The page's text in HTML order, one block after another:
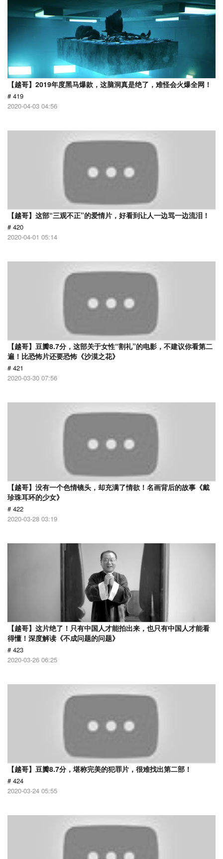
【越哥】2019年度黑马爆款，这脑洞真是绝了，难怪会火爆全网！
# 419
2020-04-03 04:56
【越哥】这部“三观不正”的爱情片，好看到让人一边骂一边流泪！
# 420
2020-04-01 05:14
【越哥】豆瓣8.7分，这部关于女性“割礼”的电影，不建议你看第二
遍！比恐怖片还要恐怖《沙漠之花》
# 421
2020-03-30 07:56
【越哥】没有一个色情镜头，却充满了情欲！名画背后的故事《戴
珍珠耳环的少女》
# 422
2020-03-28 03:19
【越哥】这片绝了！只有中国人才能拍出来，也只有中国人才能看
得懂！深度解读《不成问题的问题》
# 423
2020-03-26 06:25
【越哥】豆瓣8.7分，堪称完美的犯罪片，很难找出第二部！
# 424
2020-03-24 05:55